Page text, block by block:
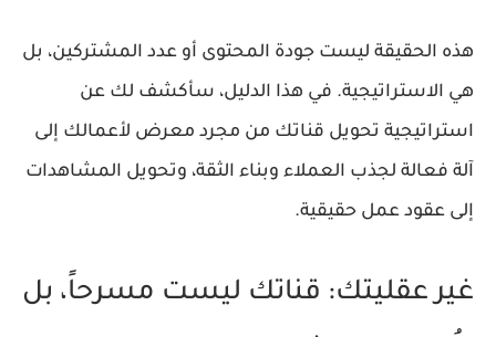
هذه الحقيقة ليست جودة المحتوى أو عدد المشتركين، بل
هي الاستراتيجية. في هذا الدليل، سأكشف لك عن
استراتيجية تحويل قناتك من مجرد معرض لأعمالك إلى
آلة فعالة لجذب العملاء وبناء الثقة، وتحويل المشاهدات
إلى عقود عمل حقيقية.
غير عقليتك: قناتك ليست مسرحاً، بل